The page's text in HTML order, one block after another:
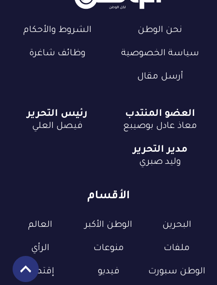
نحن الوطن الشروط والأحكام
سياسة الخصوصية وظائف شاغرة
أرسل مقال
الأقسام
البحرين الوطن الأكبر العالم
ملفات منوعات الرأي
الوطن سبورت فيديو إقتصاد
العضو المنتدب
معاذ عادل بوصيبع
رئيس التحرير
فيصل العلي
مدير التحرير
وليد صبري